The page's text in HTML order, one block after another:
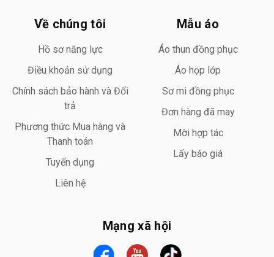
Về chúng tôi
Hồ sơ năng lực
Điều khoản sử dụng
Chính sách bảo hành và Đổi
trả
Phương thức Mua hàng và
Thanh toán
Tuyển dụng
Liên hệ
Mẫu áo
Áo thun đồng phục
Áo họp lớp
Sơ mi đồng phục
Đơn hàng đã may
Mời hợp tác
Lấy báo giá
Mạng xã hội